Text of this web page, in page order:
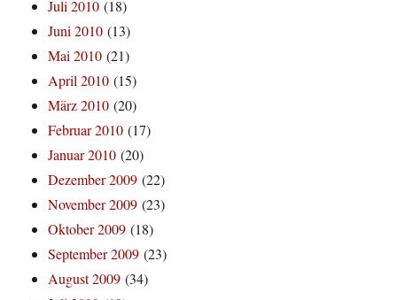
Juli 2010 (18)
Juni 2010 (13)
Mai 2010 (21)
April 2010 (15)
März 2010 (20)
Februar 2010 (17)
Januar 2010 (20)
Dezember 2009 (22)
November 2009 (23)
Oktober 2009 (18)
September 2009 (23)
August 2009 (34)